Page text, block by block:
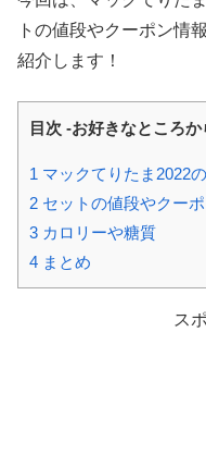
トの値段やクーポン情
紹介します！
目次 -お好きなところ
1 マックてりたま2022
2 セットの値段やクー
3 カロリーや糖質
4 まとめ
ス